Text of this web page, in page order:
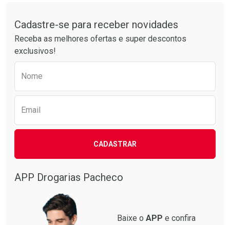
Comprar sem Desconto
Por R$ 32,24/cada
Comprar sem Desconto
Por R$ 32,24/cada
Comprar sem Desconto
Comprar sem Desconto
Cadastre-se para receber novidades
Receba as melhores ofertas e super descontos
exclusivos!
Nome
Email
CADASTRAR
APP Drogarias Pacheco
Baixe o APP e confira